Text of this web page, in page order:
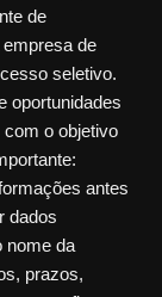
de
de
seletivo.
oportunidades
o objetivo
antes
dados
nome da
prazos,